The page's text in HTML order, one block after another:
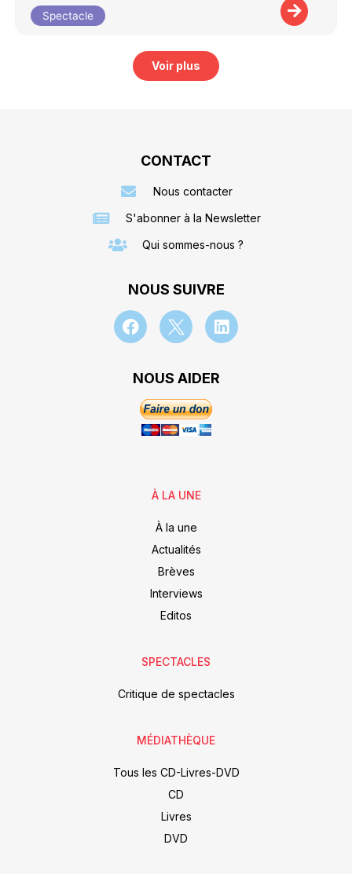
Spectacle
Voir plus
CONTACT
Nous contacter
S'abonner à la Newsletter
Qui sommes-nous ?
NOUS SUIVRE
NOUS AIDER
À LA UNE
À la une
Actualités
Brèves
Interviews
Editos
SPECTACLES
Critique de spectacles
MÉDIATHÈQUE
Tous les CD-Livres-DVD
CD
Livres
DVD